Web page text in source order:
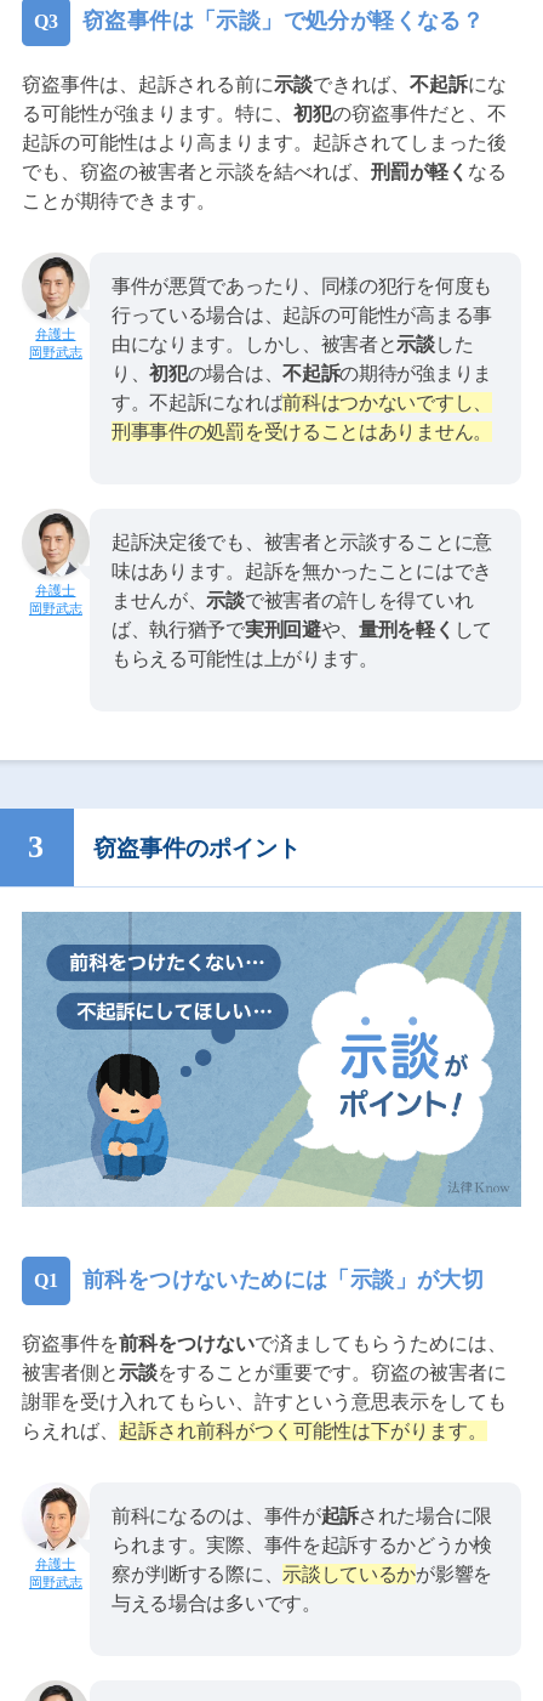
窃盗事件は「示談」で処分が軽くなる？
窃盗事件は、起訴される前に示談できれば、 不起訴にな
る可能性が強まります。特に、 初犯の窃盗事件だと、不
起訴の可能性はより高まります。起訴されてしまった後
でも、窃盗の被害者と示談を結べれば、 刑罰が軽く なる
ことが期待できます。
岡野武志
事件が悪質であったり、同様の犯行を何度も
行っている場合は、起訴の可能性が高まる事
由になります。しかし、被害者と示談した
り、初犯の場合は、不起訴の期待が強まりま
す。不起訴になれば前科はつかないですし、
刑事事件の処罰を受けることはありません。
岡野武志
起訴決定後でも、被害者と示談することに意
味はあります。起訴を無かったことにはでき
ませんが、示談で被害者の許しを得ていれ
ば、執行猶予で実刑回避や、量刑を軽く して
もらえる可能性は上がります。
窃盗事件のポイント
前科をつけないためには「示談」が大切
窃盗事件を前科をつけないで済ましてもらうためには、
被害者側と示談をすることが重要です。窃盗の被害者に
謝罪を受け入れてもらい、許すという意思表示をしても
らえれば、 起訴され前科がつく可能性は下がります。
岡野武志
前科になるのは、事件が起訴された場合に限
られます。実際、事件を起訴するかどうか検
察が判断する際に、 示談しているかが影響を
与える場合は多いです。